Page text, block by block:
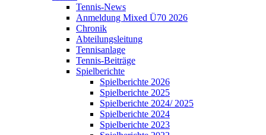
Tennis-News
Anmeldung Mixed Ü70 2026
Chronik
Abteilungsleitung
Tennisanlage
Tennis-Beiträge
Spielberichte
Spielberichte 2026
Spielberichte 2025
Spielberichte 2024/ 2025
Spielberichte 2024
Spielberichte 2023